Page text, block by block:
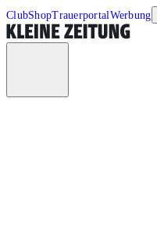
ClubShopTrauerportalWerbung